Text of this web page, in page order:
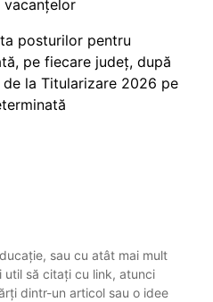
posturilor pentru
pe fiecare județ, după
la Titularizare 2026 pe
sau cu atât mai mult
să citați cu link, atunci
dintr-un articol sau o idee